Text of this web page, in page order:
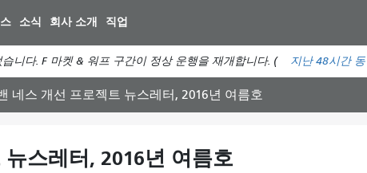
컨
텐
츠
로
소식 회사 소개 직업
니다. F 마켓 & 워프 구간이 정상 운행을 재개합니다. ( 지난 48시간
네스 개선 프로젝트 뉴스레터, 2016년 여름호
스레터, 2016년 여름호